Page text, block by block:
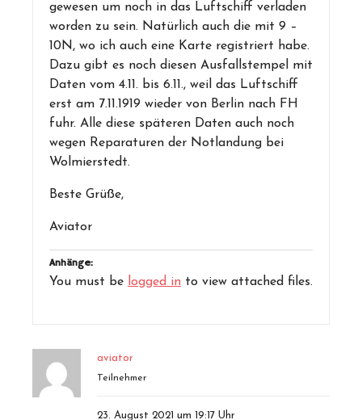
gewesen um noch in das Luftschiff verladen
worden zu sein. Natürlich auch die mit 9 –
10N, wo ich auch eine Karte registriert habe.
Dazu gibt es noch diesen Ausfallstempel mit
Daten vom 4.11. bis 6.11., weil das Luftschiff
erst am 7.11.1919 wieder von Berlin nach FH
fuhr. Alle diese späteren Daten auch noch
wegen Reparaturen der Notlandung bei
Wolmierstedt.
Beste Grüße,
Aviator
Anhänge:
You must be logged in to view attached files.
aviator
Teilnehmer
23. August 2021 um 19:17 Uhr